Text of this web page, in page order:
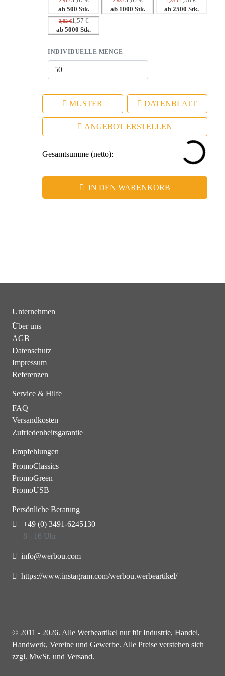
ab 500 Stk. ab 1000 Stk. ab 2500 Stk.
2,82 €1,57 €
ab 5000 Stk.
INDIVIDUELLE MENGE
MUSTER DATENBLATT
ANGEBOT ERSTELLEN
Gesamtsumme (netto):
IN DEN WARENKORB
Unternehmen
Über uns
AGB
Datenschutz
Impressum
Referenzen
Service & Hilfe
FAQ
Versandkosten
Zufriedenheitsgarantie
Empfehlungen
PromoClassics
PromoGreen
PromoUSB
Persönliche Beratung
+49 (0) 3491-6245130
8 - 16 Uhr
info@werbou.com
https://www.instagram.com/werbou.werbeartikel/
© 2011 - 2026. Alle Werbeartikel nur für Industrie, Handel,
Handwerk, Vereine und Gewerbe. Alle Preise verstehen sich
zzgl. MwSt. und Versand.